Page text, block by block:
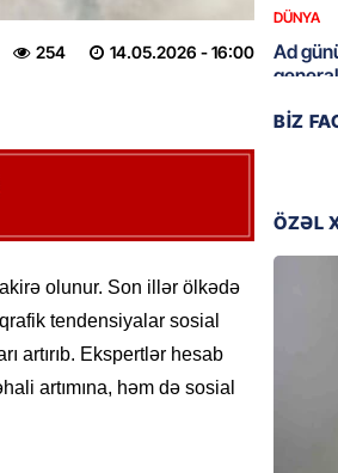
14.05.2026 - 16:00
254
olunur. Son illər ölkədə
tendensiyalar sosial
artırıb. Ekspertlər hesab
artımına, həm də sosial
DÜNYA
Ad
bağlı
Çin
BIZ
ÖZƏL